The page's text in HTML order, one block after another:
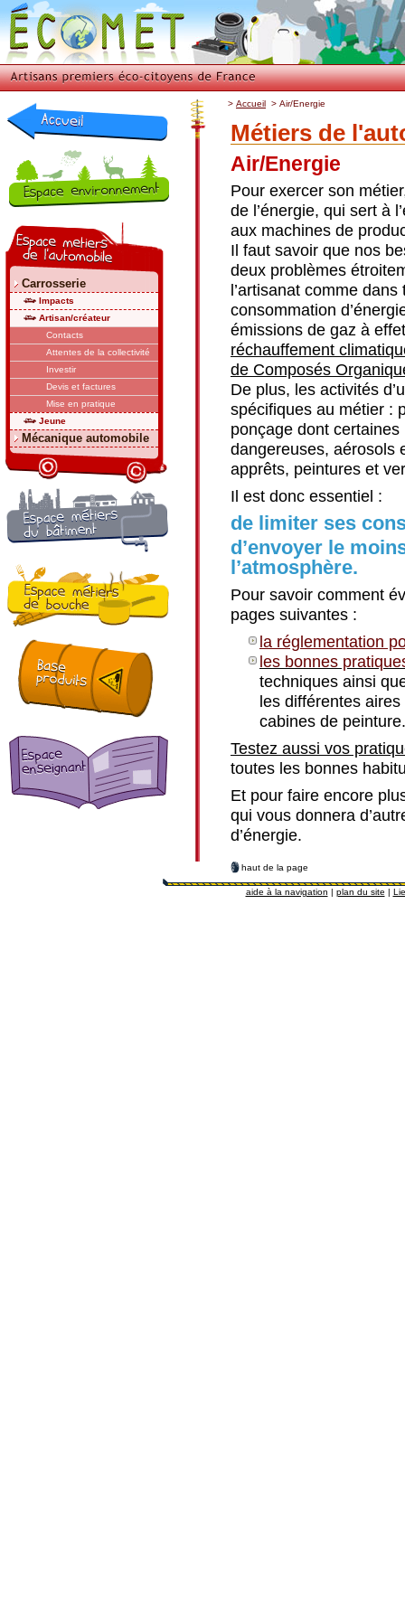
Carrosserie
Impacts
Artisan/créateur
Contacts
Attentes de la collectivité
Investir
Devis et factures
Mise en pratique
Jeune
Mécanique automobile
> Accueil > Air/Energie
Métiers de
Air/Energie
Pour exercer son
de l’énergie, qui sert à
aux machines de
Il faut savoir que nos
deux problèmes
l’artisanat comme
consommation
émissions de gaz à
réchauffement
de Composés
De plus, les activités
spécifiques au métier :
ponçage dont
dangereuses, aérosols
apprêts, peintures et
Il est donc essentiel :
de limiter ses
d’envoyer le
l’atmosphère.
Pour savoir comment
pages suivantes :
la réglementation
les bonnes
techniques ainsi
les différentes
cabines de peinture.
Testez aussi vos
toutes les bonnes
Et pour faire encore
qui vous donnera
d’énergie.
haut de la page
aide à la navigation | plan du site |